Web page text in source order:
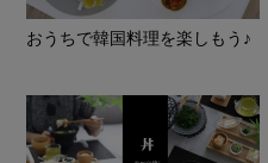
おうちで韓国料理を楽しもう♪